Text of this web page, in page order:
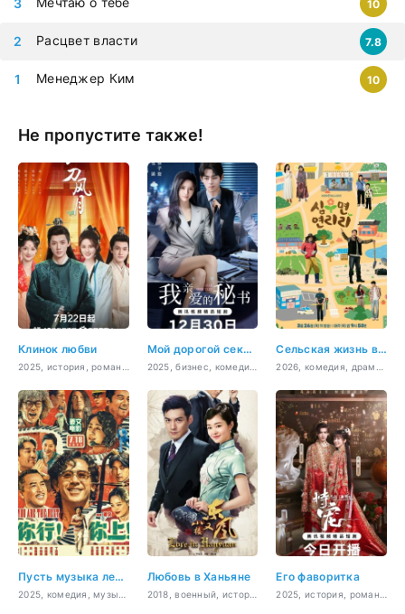
Менеджер Ким 10
Расцвет власти 7.8
10
Не пропустите также!
Клинок любви Мой дорогой секретарь Сельская жизнь в Ëннири
Пусть музыка летит! Любовь в Ханьяне Его фаворитка